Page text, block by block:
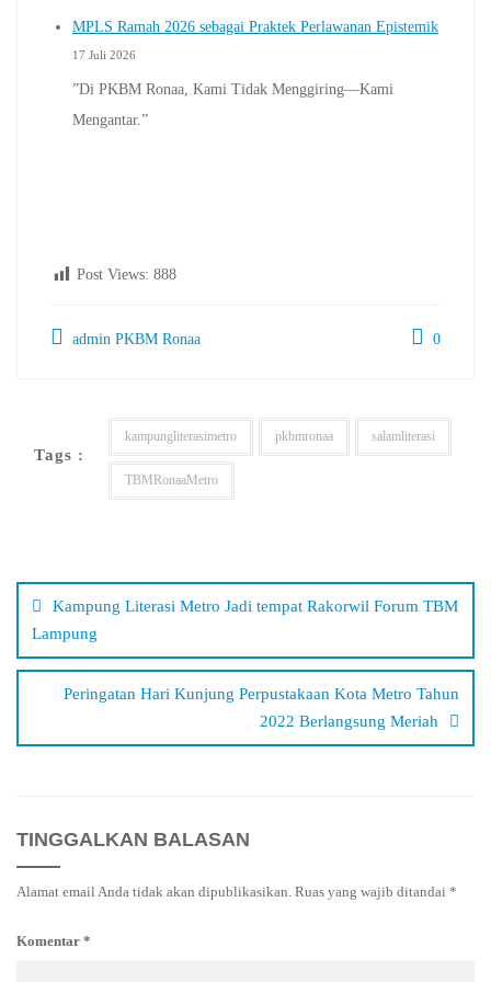
MPLS Ramah 2026 sebagai Praktek Perlawanan Epistemik
17 Juli 2026
”Di PKBM Ronaa, Kami Tidak Menggiring—Kami
Mengantar.”
Post Views: 888
admin PKBM Ronaa 0
Tags :
kampungliterasimetro pkbmronaa salamliterasi
TBMRonaaMetro
pos
Kampung Literasi Metro Jadi tempat Rakorwil Forum TBM
Lampung
Peringatan Hari Kunjung Perpustakaan Kota Metro Tahun
2022 Berlangsung Meriah
TINGGALKAN BALASAN
Alamat email Anda tidak akan dipublikasikan. Ruas yang wajib ditandai *
Komentar *